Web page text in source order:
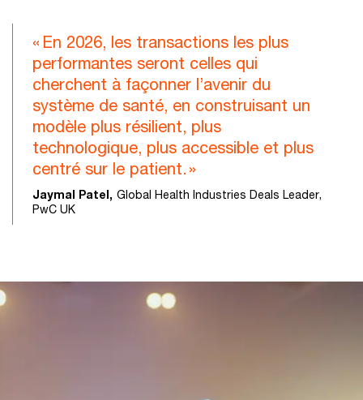
« En 2026, les transactions les plus
performantes seront celles qui
cherchent à façonner l’avenir du
système de santé, en construisant un
modèle plus résilient, plus
technologique, plus accessible et plus
centré sur le patient. »
Jaymal Patel, Global Health Industries Deals Leader,
PwC UK